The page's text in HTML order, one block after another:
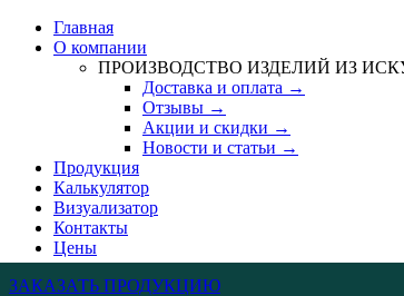
Главная
О компании
ПРОИЗВОДСТВО ИЗДЕЛИЙ ИЗ
Доставка и оплата →
Отзывы →
Акции и скидки →
Новости и статьи →
Продукция
Калькулятор
Визуализатор
Контакты
Цены
ЗАКАЗАТЬ ПРОДУКЦИЮ